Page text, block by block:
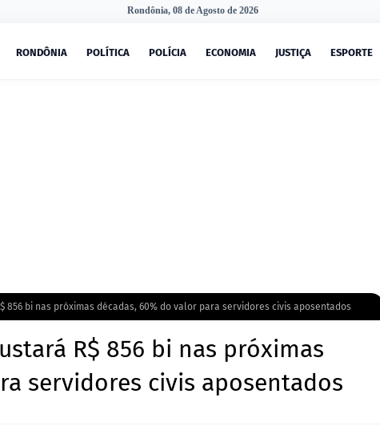
Rondônia, 08 de Agosto de 2026
RONDÔNIA POLÍTICA POLÍCIA ECONOMIA JUSTIÇA ESPORTE
856 bi nas próximas décadas, 60% do valor para servidores civis aposentados
R$ 856 bi nas próximas
servidores civis aposentados